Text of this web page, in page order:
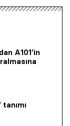
A101’in